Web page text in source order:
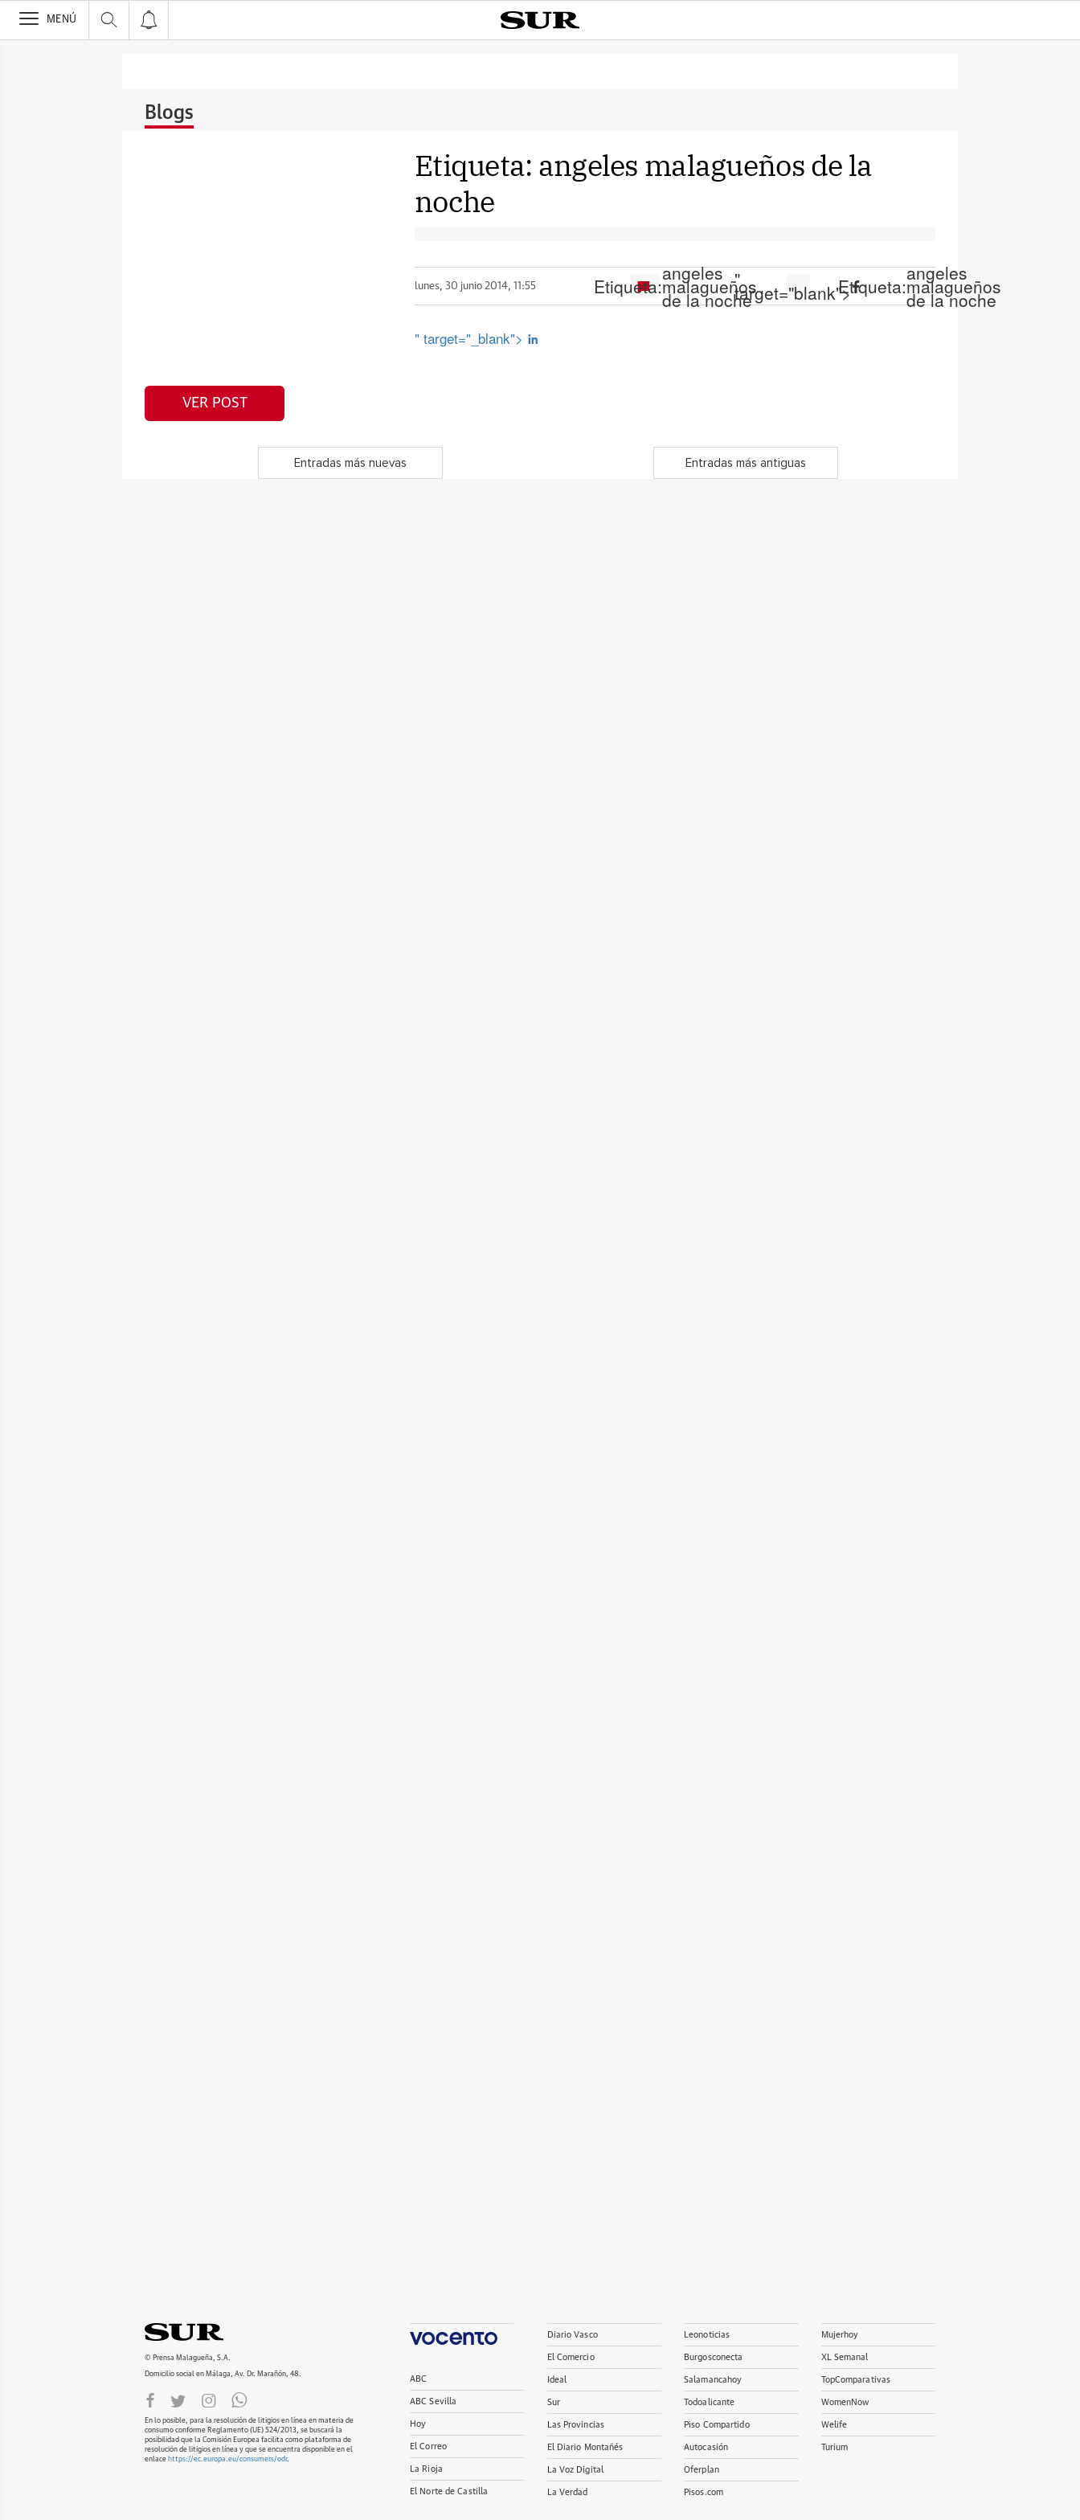
>
MENÚ
Blogs
Etiqueta: angeles malagueños de la
noche
lunes, 30 junio 2014, 11:55 Etiqueta:
angeles
malagueños
de la noche
"
target="blank">Etiqueta:
angeles
malagueños
de la noche
" target="_blank">
VER POST
Entradas más nuevas Entradas más antiguas
© Prensa Malagueña, S.A.
Domicilio social en Málaga, Av. Dr. Marañón, 48.
En lo posible, para la resolución de litigios en línea en materia de
consumo conforme Reglamento (UE) 524/2013, se buscará la
posibilidad que la Comisión Europea facilita como plataforma de
resolución de litigios en línea y que se encuentra disponible en el
enlace https://ec.europa.eu/consumers/odr.
ABC
ABC Sevilla
Hoy
El Correo
La Rioja
El Norte de Castilla
Diario Vasco
El Comercio
Ideal
Sur
Las Provincias
El Diario Montañés
La Voz Digital
La Verdad
Leonoticias
Burgosconecta
Salamancahoy
Todoalicante
Piso Compartido
Autocasión
Oferplan
Pisos.com
Mujerhoy
XL Semanal
TopComparativas
WomenNow
Welife
Turium